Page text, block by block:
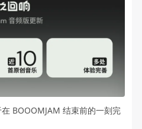
BOOOMJAM 结束前的一刻完